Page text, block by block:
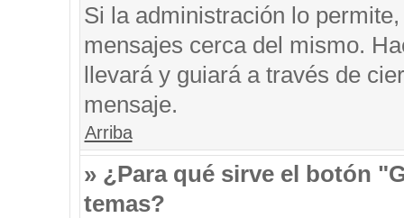
Si la administración lo
mensajes cerca del mismo.
llevará y guiará a través de
mensaje.
Arriba
» ¿Para qué sirve el botón
temas?